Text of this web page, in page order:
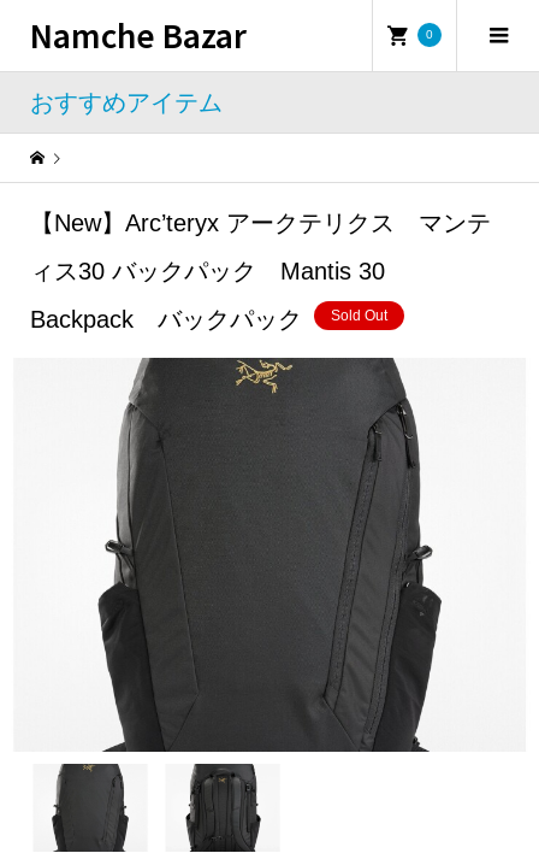
Namche Bazar 0
おすすめアイテム
Warning : Undefined property: WP_Error::$name in
【New】Arc’teryx アークテリクス マンテ
ィス30 バックパック Mantis 30
Backpack バックパック
Sold Out